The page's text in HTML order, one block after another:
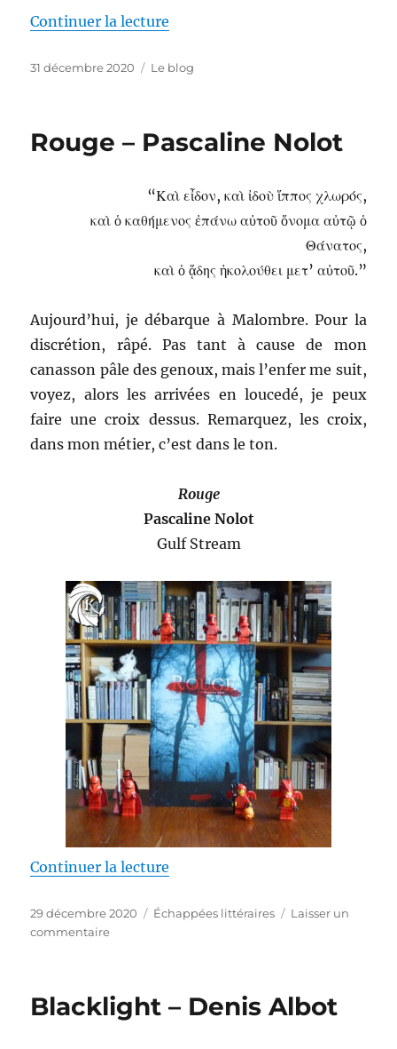
Continuer la lecture
Publié
31 décembre 2020 Catégories
Le blog
Rouge – Pascaline Nolot
“Καὶ εἶδον, καὶ ἰδοὺ ἵππος χλωρός,
καὶ ὁ καθήμενος ἐπάνω αὐτοῦ ὄνομα αὐτῷ ὁ
Θάνατος,
καὶ ὁ ᾅδης ἠκολούθει μετ’ αὐτοῦ.”
Aujourd’hui, je débarque à Malombre. Pour la
discrétion, râpé. Pas tant à cause de mon
canasson pâle des genoux, mais l’enfer me suit,
voyez, alors les arrivées en loucedé, je peux
faire une croix dessus. Remarquez, les croix,
dans mon métier, c’est dans le ton.
Rouge
Pascaline Nolot
Gulf Stream
Continuer la lecture
Publié
le
29 décembre 2020 Catégories
Échappées littéraires
Laisser un
commentairesur
Nolot
Blacklight – Denis Albot